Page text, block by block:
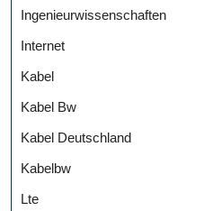
Ingenieurwissenschaften
Internet
Kabel
Kabel Bw
Kabel Deutschland
Kabelbw
Lte